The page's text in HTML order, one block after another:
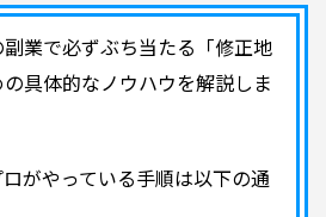
業で必ずぶち当たる「修正地
具体的なノウハウを解説しま
がやっている手順は以下の通